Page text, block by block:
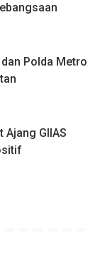
Polda Metro
Ajang GIIAS